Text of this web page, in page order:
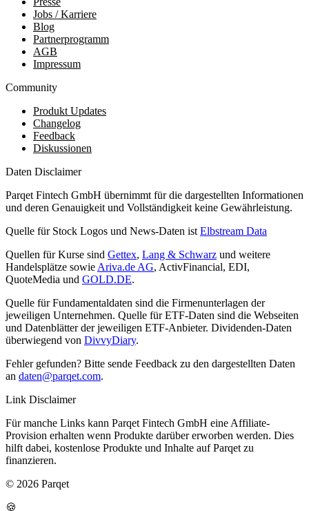
Jobs / Karriere
Blog
Partnerprogramm
AGB
Impressum
Community
Produkt Updates
Changelog
Feedback
Diskussionen
Daten Disclaimer
Parqet Fintech GmbH übernimmt für die dargestellten Informationen
und deren Genauigkeit und Vollständigkeit keine Gewährleistung.
Quelle für Stock Logos und News-Daten ist Elbstream Data
Quellen für Kurse sind Gettex, Lang & Schwarz und weitere
Handelsplätze sowie Ariva.de AG, ActivFinancial, EDI,
QuoteMedia und GOLD.DE.
Quelle für Fundamentaldaten sind die Firmenunterlagen der
jeweiligen Unternehmen. Quelle für ETF-Daten sind die Webseiten
und Datenblätter der jeweiligen ETF-Anbieter. Dividenden-Daten
überwiegend von DivvyDiary.
Fehler gefunden? Bitte sende Feedback zu den dargestellten Daten
an daten@parqet.com.
Link Disclaimer
Für manche Links kann Parqet Fintech GmbH eine Affiliate-
Provision erhalten wenn Produkte darüber erworben werden. Dies
hilft dabei, kostenlose Produkte und Inhalte auf Parqet zu
finanzieren.
© 2026 Parqet
🍪